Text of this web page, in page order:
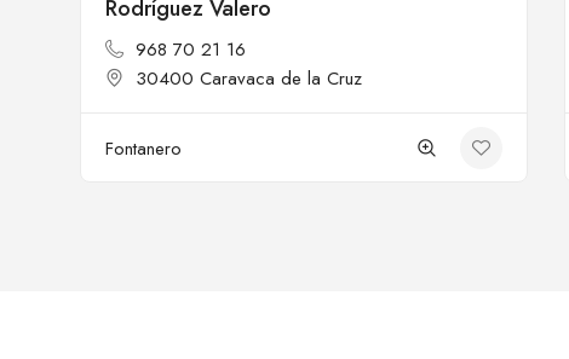
Rodríguez Valero
968 70 21 16
30400 Caravaca de la Cruz
Fontanero